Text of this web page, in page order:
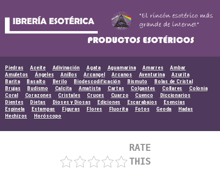
Piedras Aceite Adivinación Agata Aguamarina Amarres
Ambar
Amuletos
Ángeles Anillos Arcangel Arcanos Aventurina
Azurita
Barita
Basalto Berilo Biodescodificación Bismuto
Bolas de Cristal
Brujas
Budismo Calcita Amatista Cartas Colgantes Collares
Colonia
Coral
Corazones Cristales Cruces Cuarzo Cuenco
Diccionarios
Dientes
Dietas Dioses y Diosas Ediciones Escarabajos
Esencias
Espinela
Estampas Figuras Flores Fluorita Fotos Geoda
Hadas
Hechizos
Horóscopo
RATE
THIS